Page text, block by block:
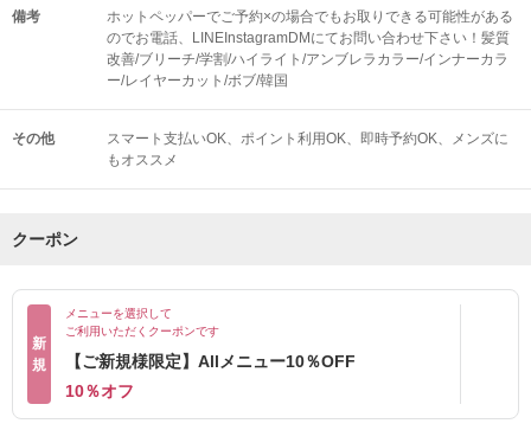
備考
ホットペッパーでご予約×の場合でもお取りできる可能性がある
のでお電話、LINEInstagramDMにてお問い合わせ下さい！髪質
改善/ブリーチ/学割/ハイライト/アンブレラカラー/インナーカラ
ー/レイヤーカット/ボブ/韓国
その他 スマート支払いOK ポイント利用OK 即時予約OK
メンズに
もオススメ
クーポン
新
規
メニューを選択して
ご利用いただくクーポンです
【ご新規様限定】Allメニュー10％OFF
10％オフ